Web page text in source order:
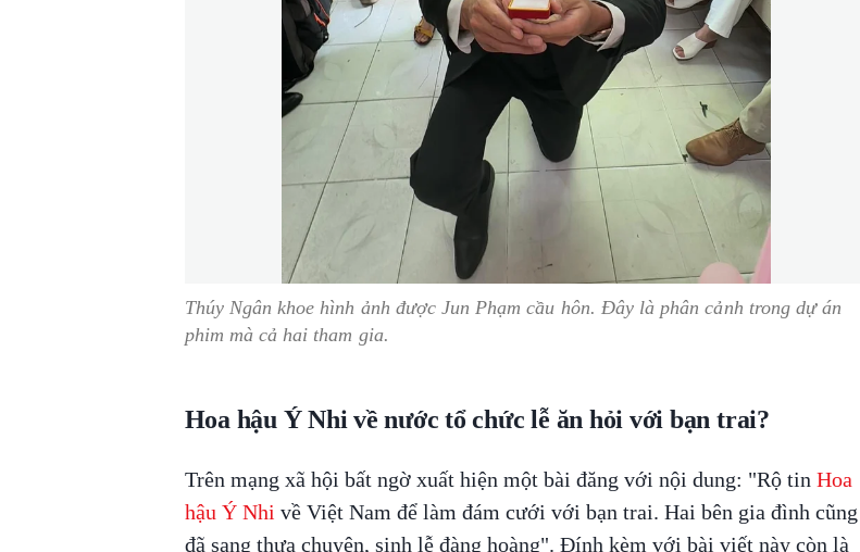
Thúy Ngân khoe hình ảnh được Jun Phạm cầu hôn. Đây là phân cảnh trong dự án
phim mà cả hai tham gia.
Hoa hậu Ý Nhi về nước tổ chức lễ ăn hỏi với bạn trai?
Trên mạng xã hội bất ngờ xuất hiện một bài đăng với nội dung: "Rộ tin Hoa
hậu Ý Nhi về Việt Nam để làm đám cưới với bạn trai. Hai bên gia đình cũng
đã sang thưa chuyện, sinh lễ đàng hoàng". Đính kèm với bài viết này còn là